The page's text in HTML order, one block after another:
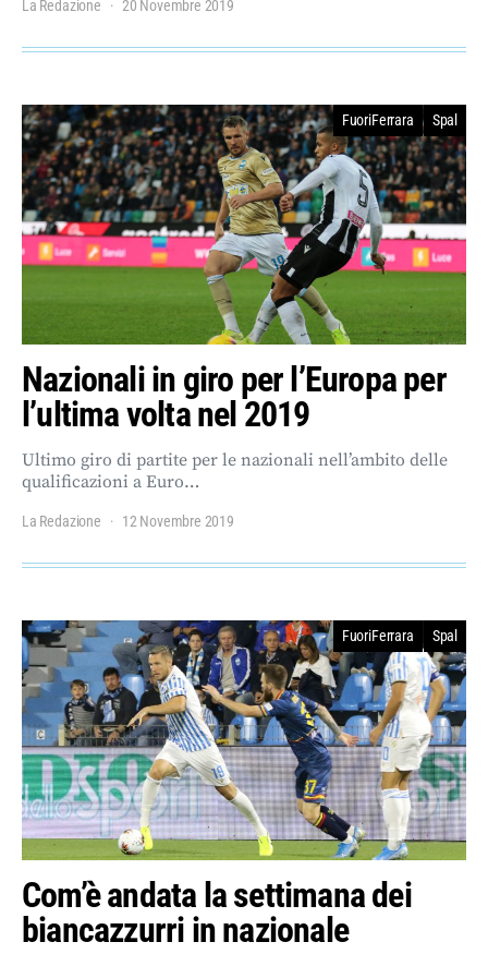
La Redazione 20 Novembre 2019
FuoriFerrara Spal
Nazionali in giro per l’Europa per
l’ultima volta nel 2019
Ultimo giro di partite per le nazionali nell’ambito delle
qualificazioni a Euro…
La Redazione 12 Novembre 2019
FuoriFerrara Spal
Com’è andata la settimana dei
biancazzurri in nazionale